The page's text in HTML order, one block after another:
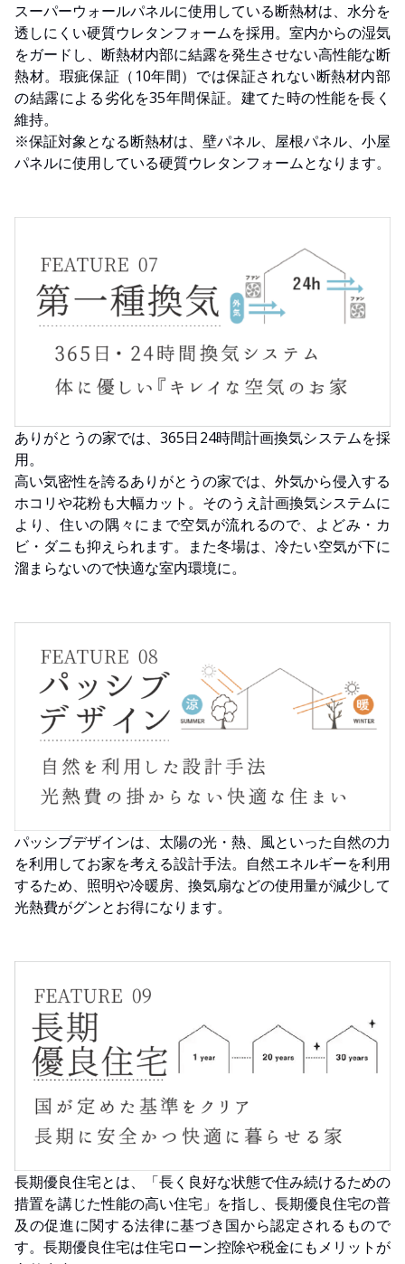
スーパーウォールパネルに使用している断熱材は、水分を
透しにくい硬質ウレタンフォームを採用。室内からの湿気
をガードし、断熱材内部に結露を発生させない高性能な断
熱材。瑕疵保証（10年間）では保証されない断熱材内部
の結露による劣化を35年間保証。建てた時の性能を長く
維持。
※保証対象となる断熱材は、壁パネル、屋根パネル、小屋
パネルに使用している硬質ウレタンフォームとなります。
ありがとうの家では、365日24時間計画換気システムを採
用。
高い気密性を誇るありがとうの家では、外気から侵入する
ホコリや花粉も大幅カット。そのうえ計画換気システムに
より、住いの隅々にまで空気が流れるので、よどみ・カ
ビ・ダニも抑えられます。また冬場は、冷たい空気が下に
溜まらないので快適な室内環境に。
パッシブデザインは、太陽の光・熱、風といった自然の力
を利用してお家を考える設計手法。自然エネルギーを利用
するため、照明や冷暖房、換気扇などの使用量が減少して
光熱費がグンとお得になります。
長期優良住宅とは、「長く良好な状態で住み続けるための
措置を講じた性能の高い住宅」を指し、長期優良住宅の普
及の促進に関する法律に基づき国から認定されるもので
す。長期優良住宅は住宅ローン控除や税金にもメリットが